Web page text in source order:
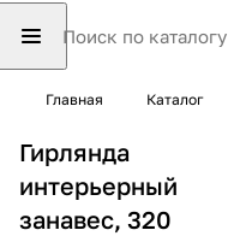
Главная Каталог
Гирлянда
интерьерный
занавес, 320